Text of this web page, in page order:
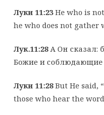
Луки 11:23He who is
he who does not gather
Лук.11:28А Он сказал:
Божие и соблюдающие
Луки 11:28But He said,
those who hear the